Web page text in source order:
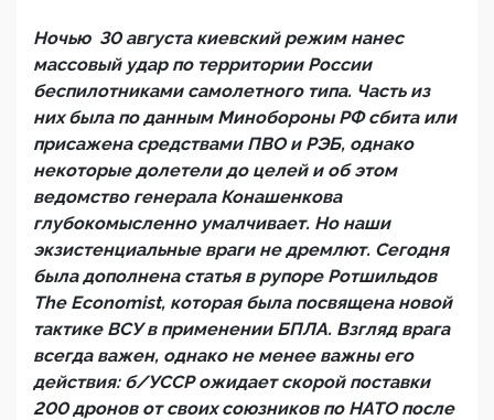
Ночью 30 августа киевский режим нанес
массовый удар по территории России
беспилотниками самолетного типа. Часть из
них была по данным Минобороны РФ сбита или
присажена средствами ПВО и РЭБ, однако
некоторые долетели до целей и об этом
ведомство генерала Конашенкова
глубокомысленно умалчивает. Но наши
экзистенциальные враги не дремлют. Сегодня
была дополнена статья в рупоре Ротшильдов
The Economist, которая была посвящена новой
тактике ВСУ в применении БПЛА. Взгляд врага
всегда важен, однако не менее важны его
действия: б/УССР ожидает скорой поставки
200 дронов от своих союзников по НАТО после